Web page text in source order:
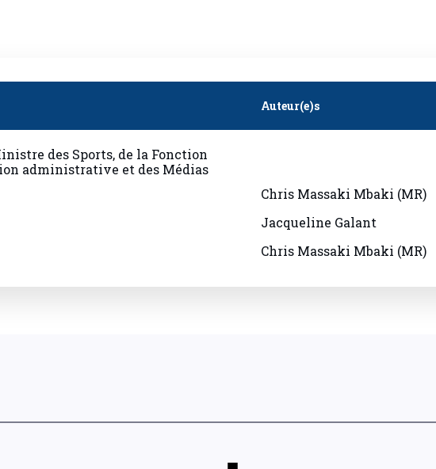
Auteur(e)s
des Sports, de la Fonction
administrative et des Médias
Chris Massaki Mbaki (MR)
Jacqueline Galant
Chris Massaki Mbaki (MR)